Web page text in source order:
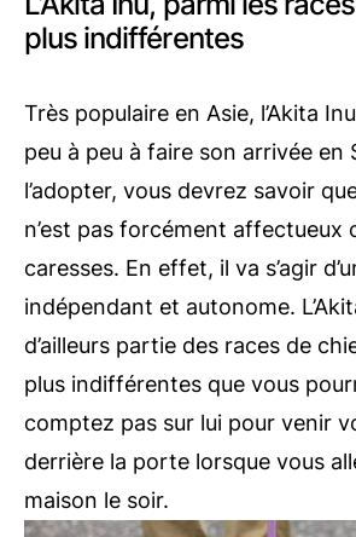
plus indifférentes
Très populaire en Asie, l’Akita
peu à peu à faire son arrivée en
l’adopter, vous devrez savoir
n’est pas forcément affectueux
caresses. En effet, il va s’agir
indépendant et autonome.
d’ailleurs partie des races de
plus indifférentes que vous
comptez pas sur lui pour venir
derrière la porte lorsque vous
maison le soir.